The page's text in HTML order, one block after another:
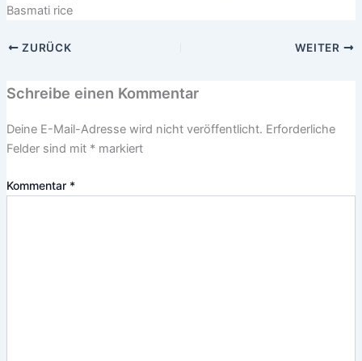
Basmati rice
ZURÜCK WEITER
Schreibe einen Kommentar
Deine E-Mail-Adresse wird nicht veröffentlicht. Erforderliche
Felder sind mit *markiert
Kommentar *